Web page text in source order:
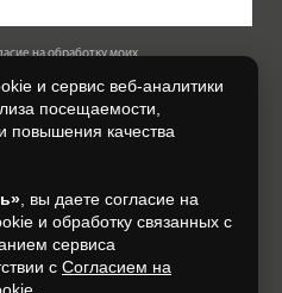
на обработку моих
данных.
300-007
и сервис веб-аналитики
посещаемости,
повышения качества
, вы даете согласие на
и обработку связанных с
сервиса
с Согласием на